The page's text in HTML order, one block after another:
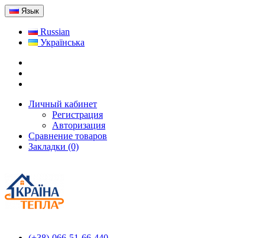
Язык
Russian
Українська
Личный кабинет
Регистрация
Авторизация
Сравнение товаров
Закладки (0)